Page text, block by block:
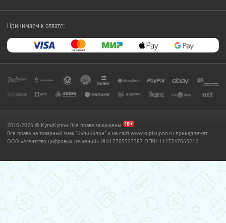
Принимаем к оплате:
2010-2026 © КупиКупон. Все права защищены.
Все права на товарный знак "КупиКупон" и на сайт www.kupikupon.ru принадлежат
OOO «Агентство цифровых решений» ИНН 7705523387, ОГРН 1127747063212